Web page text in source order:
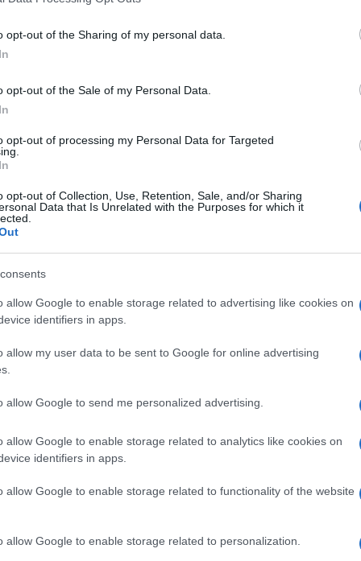
opt-out of the Sharing of my personal data.
opt-out of the Sale of my Personal Data.
opt-out of processing my Personal Data for Targeted
opt-out of Collection, Use, Retention, Sale, and/or Sharing
Data that Is Unrelated with the Purposes for which it
allow Google to enable storage related to advertising like cookies on
identifiers in apps.
allow my user data to be sent to Google for online advertising
allow Google to send me personalized advertising.
allow Google to enable storage related to analytics like cookies on
identifiers in apps.
allow Google to enable storage related to functionality of the website
allow Google to enable storage related to personalization.
lettura deve mirare a identificare termini
Occorre prestare attenzione a definizioni come
consulenze, formazione) e a vincoli su
esclusi. Un metodo utile è evidenziare requisiti
punteggio, così da capire se esiste reale
Questa matrice riduce errori, accelera la